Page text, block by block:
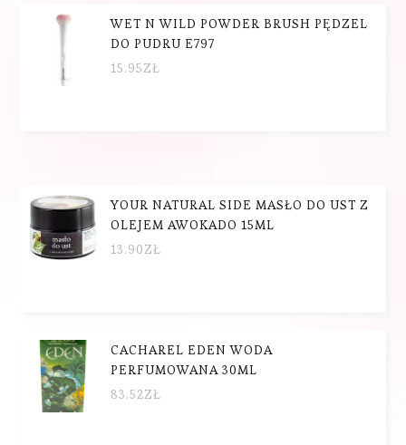
WET N WILD POWDER BRUSH PĘDZEL
DO PUDRU E797
15.95ZŁ
YOUR NATURAL SIDE MASŁO DO UST Z
OLEJEM AWOKADO 15ML
13.90ZŁ
CACHAREL EDEN WODA
PERFUMOWANA 30ML
83.52ZŁ